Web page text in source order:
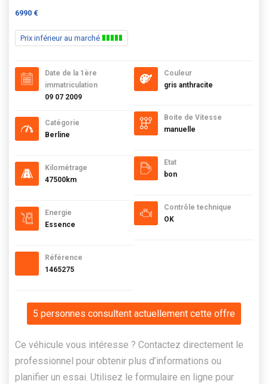
6990 €
Prix inférieur au marché
Date de la 1ère
immatriculation
09 07 2009
Catégorie
Berline
Kilométrage
47500km
Energie
Essence
Référence
1465275
Couleur
gris anthracite
Boite de Vitesse
manuelle
Etat
bon
Contrôle technique
OK
5 personnes consultent actuellement cette offre
Ce véhicule vous intéresse ? Contactez directement le
professionnel pour obtenir plus d’informations ou
planifier un essai. Utilisez le formulaire en ligne pour